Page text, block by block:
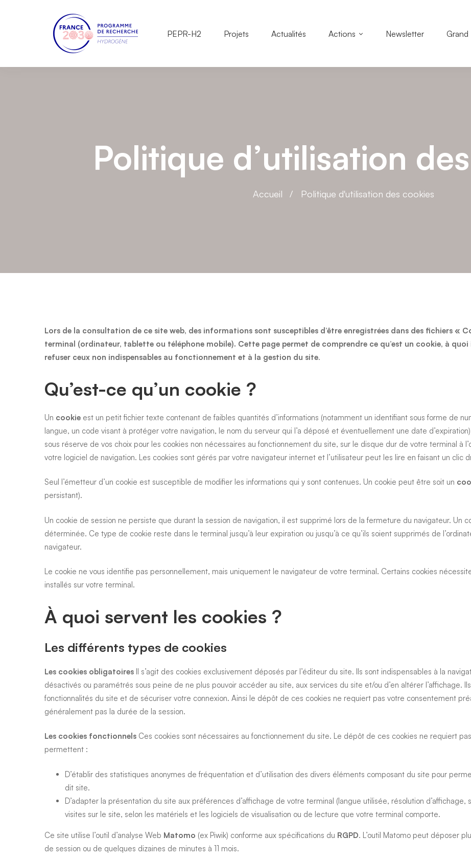
PEPR-H2 Projets Actualités Actions Newsletter Grand
Politique d’utilisation
Accueil Politique d'utilisation des cookies
Politique
d’utilisation
des
cookies
Lors de la consultation de ce site web, des informations sont susceptibles d’être enregistrées dans des fichiers «
terminal (ordinateur, tablette ou téléphone mobile). Cette page permet de comprendre ce qu’est un cookie, à
refuser ceux non indispensables au fonctionnement et à la gestion du site.
Qu’est-ce qu’un cookie ?
Un cookie est un petit fichier texte contenant de faibles quantités d’informations (notamment un identifiant sous forme de
langue, un code visant à protéger votre navigation, le nom du serveur qui l’a déposé et éventuellement une date
sous réserve de vos choix pour les cookies non nécessaires au fonctionnement du site, sur le disque dur de votre terminal à
votre logiciel de navigation. Les cookies sont gérés par votre navigateur internet et l’utilisateur peut les lire en faisant un clic
Seul l’émetteur d’un cookie est susceptible de modifier les informations qui y sont contenues. Un cookie peut être soit un
persistant).
Un cookie de session ne persiste que durant la session de navigation, il est supprimé lors de la fermeture du navigateur. Un
déterminée. Ce type de cookie reste dans le terminal jusqu’à leur expiration ou jusqu’à ce qu’ils soient supprimés de
navigateur.
Le cookie ne vous identifie pas personnellement, mais uniquement le navigateur de votre terminal. Certains cookies
installés sur votre terminal.
À quoi servent les cookies ?
Les différents types de cookies
Les cookies obligatoires Il s’agit des cookies exclusivement déposés par l’éditeur du site. Ils sont indispensables à la
désactivés ou paramétrés sous peine de ne plus pouvoir accéder au site, aux services du site et/ou d’en altérer l’affichage.
fonctionnalités du site et de sécuriser votre connexion. Ainsi le dépôt de ces cookies ne requiert pas votre consentement
généralement pas la durée de la session.
Les cookies fonctionnels Ces cookies sont nécessaires au fonctionnement du site. Le dépôt de ces cookies ne requiert
permettent :
D’établir des statistiques anonymes de fréquentation et d’utilisation des divers éléments composant du site pour
dit site.
D’adapter la présentation du site aux préférences d’affichage de votre terminal (langue utilisée, résolution d’affichage,
visites sur le site, selon les matériels et les logiciels de visualisation ou de lecture que votre terminal comporte.
Ce site utilise l’outil d’analyse Web Matomo (ex Piwik) conforme aux spécifications du RGPD. L’outil Matomo peut déposer
de session ou de quelques dizaines de minutes à 11 mois.